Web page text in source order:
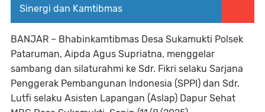
Sinergi dan Kamtibmas
BANJAR – Bhabinkamtibmas Desa Sukamukti Polsek
Pataruman, Aipda Agus Supriatna, menggelar
sambang dan silaturahmi ke Sdr. Fikri selaku Sarjana
Penggerak Pembangunan Indonesia (SPPI) dan Sdr.
Lutfi selaku Asisten Lapangan (Aslap) Dapur Sehat